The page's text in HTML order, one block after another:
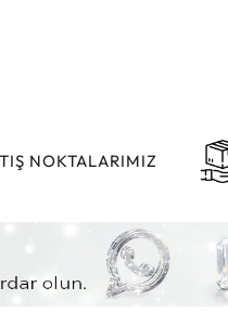
NOKTALARIMIZ